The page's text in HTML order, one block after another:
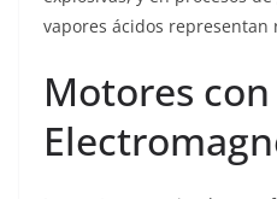
vapores ácidos representan
Motores